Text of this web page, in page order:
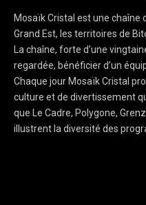
Mosaïk Cristal est une
Grand Est, les territoires de
La chaîne, forte d’une
regardée, bénéficier d’un
Chaque jour Mosaïk Cristal
culture et de divertissement
que Le Cadre, Polygone,
illustrent la diversité des